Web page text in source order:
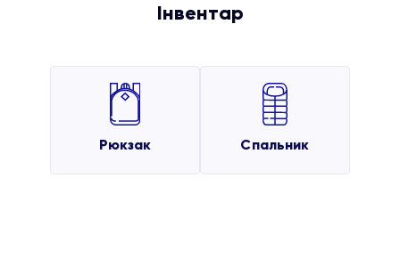
Інвентар
Рюкзак Спальник